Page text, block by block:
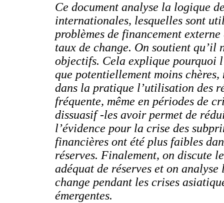
Ce document analyse la logique
internationales, lesquelles sont
problèmes de financement
taux de change. On soutient qu’il
objectifs. Cela explique pourquoi
que potentiellement moins
dans la pratique l’utilisation des
fréquente, même en périodes de
dissuasif -les avoir permet de
l’évidence pour la crise des
financières ont été plus faibles
réserves. Finalement, on discute
adéquat de réserves et on
change pendant les crises
émergentes.